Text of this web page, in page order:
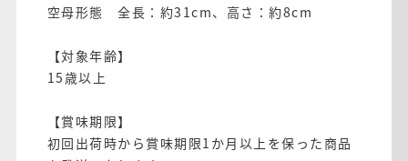
空母形態 全長：約31cm、高さ：約8cm
【対象年齢】
15歳以上
【賞味期限】
初回出荷時から賞味期限1か月以上を保った商品